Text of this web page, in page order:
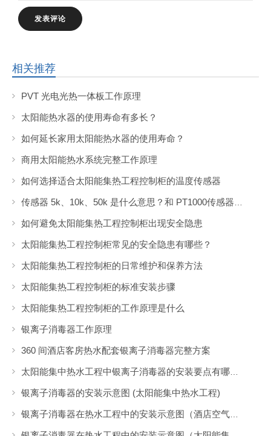
相关推荐
PVT 光电光热一体板工作原理
太阳能热水器的使用寿命有多长？
如何延长家用太阳能热水器的使用寿命？
商用太阳能热水系统完整工作原理
如何选择适合太阳能集热工程控制柜的温度传感器
如何避免太阳能集热工程控制柜出现安全隐患
太阳能集热工程控制柜常见的安全隐患有哪些？
太阳能集热工程控制柜的日常维护和保养方法
太阳能集热工程控制柜的标准安装步骤
太阳能集热工程控制柜的工作原理是什么
银离子消毒器工作原理
360 间酒店客房热水配套银离子消毒器完整方案
银离子消毒器的安装示意图 (太阳能集中热水工程)